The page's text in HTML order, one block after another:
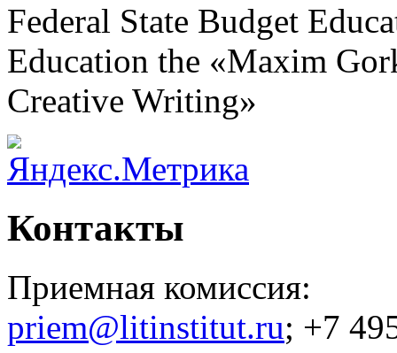
Federal State Budget
Education the «Maxim
Creative Writing»
Контакты
Приемная комиссия:
priem@litinstitut.ru; +7